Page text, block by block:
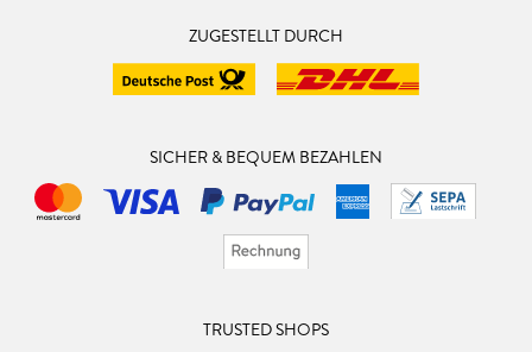
ZUGESTELLT DURCH
SICHER & BEQUEM BEZAHLEN
TRUSTED SHOPS